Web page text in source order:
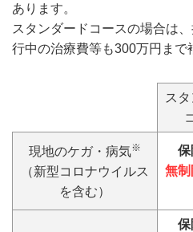
あります。
スタンダードコースの場合は
行中の治療費等も300万円まで
ス
現地のケガ・病気※
（新型コロナウイルス
を含む）
保
無制
保